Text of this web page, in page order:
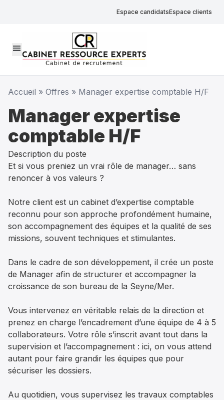
Espace candidatsEspace clients
menu
Accueil » Offres » Manager expertise comptable H/F
Manager expertise
comptable H/F
Description du poste
Et si vous preniez un vrai rôle de manager… sans
renoncer à vos valeurs ?
Notre client est un cabinet d’expertise comptable
reconnu pour son approche profondément humaine,
son accompagnement des équipes et la qualité de ses
missions, souvent techniques et stimulantes.
Dans le cadre de son développement, il crée un poste
de Manager afin de structurer et accompagner la
croissance de son bureau de la Seyne/Mer.
Vous intervenez en véritable relais de la direction et
prenez en charge l’encadrement d’une équipe de 4 à 5
collaborateurs. Votre rôle s’inscrit avant tout dans la
supervision et l’accompagnement : ici, on vous attend
autant pour faire grandir les équipes que pour
sécuriser les dossiers.
Au quotidien, vous supervisez les travaux comptables